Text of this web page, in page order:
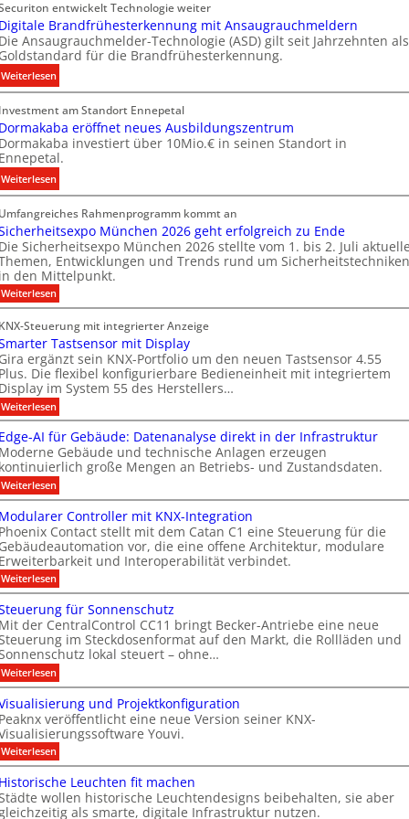
E
n
e
r
g
y
w
i
r
d
z
u
r
e
i
g
e
n
n
M
a
r
k
e
e
u
e
r
I
n
v
e
s
t
i
t
i
o
n
s
p
a
t
n
e
r
b
e
i
M
D
T
T
e
c
h
n
o
l
o
g
i
e
s
entwickelt Technologie weiter
Brandfrühesterkennung mit Ansaugrauchmeldern
Ansaugrauchmelder-Technologie (ASD) gilt seit Jahrzehnten als
für die Brandfrühesterkennung.
Weiterlesen:
D
i
g
i
t
a
l
e
B
r
a
n
d
ü
h
e
s
t
e
r
k
e
n
u
n
g
m
i
t
A
n
s
a
u
g
r
a
u
c
am Standort Ennepetal
eröffnet neues Ausbildungszentrum
investiert über 10Mio.€ in seinen Standort in
Weiterlesen:
D
o
r
m
a
k
a
a
e
r
ö
f
n
e
t
n
u
e
s
A
u
s
b
i
l
d
u
n
g
s
z
e
n
Rahmenprogramm kommt an
München 2026 geht erfolgreich zu Ende
Sicherheitsexpo München 2026 stellte vom 1. bis 2. Juli
Entwicklungen und Trends rund um Sicherheitstechniken
den Mittelpunkt.
Weiterlesen:
S
c
h
e
r
h
e
i
t
s
e
x
p
o
M
n
c
h
e
n
2
2
6
g
e
h
t
e
r
f
o
l
g
r
e
i
c
Steuerung mit integrierter Anzeige
Tastsensor mit Display
ergänzt sein KNX-Portfolio um den neuen Tastsensor 4.55
Die flexibel konfigurierbare Bedieneinheit mit integriertem
im System 55 des Herstellers…
Weiterlesen:
S
m
a
r
t
r
a
s
t
s
e
n
s
o
r
m
i
t
D
i
s
p
l
a
y
AI für Gebäude: Datenanalyse direkt in der Infrastruktur
Gebäude und technische Anlagen erzeugen
große Mengen an Betriebs- und Zustandsdaten.
Weiterlesen:
E
g
e
-
A
I
f
r
G
e
b
ä
u
d
e
:
D
a
t
e
n
a
n
Controller mit KNX-Integration
Contact stellt mit dem Catan C1 eine Steuerung für die
vor, die eine offene Architektur, modulare
und Interoperabilität verbindet.
Weiterlesen:
M
d
u
l
a
r
e
r
C
o
n
t
r
o
l
l
e
für Sonnenschutz
der CentralControl CC11 bringt Becker-Antriebe eine neue
im Steckdosenformat auf den Markt, die Rollläden und
lokal steuert – ohne…
Weiterlesen:
S
e
u
e
u
g
f
ü
und Projektkonfiguration
veröffentlicht eine neue Version seiner KNX-
Youvi.
Weiterlesen:
V
s
u
a
Leuchten fit machen
wollen historische Leuchtendesigns beibehalten, sie aber
als smarte, digitale Infrastruktur nutzen.